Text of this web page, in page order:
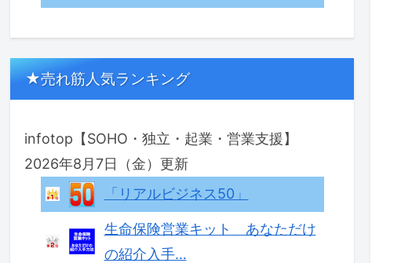
★売れ筋人気ランキング
infotop【SOHO・独立・起業・営業支援】
2026年8月7日（金）更新
「リアルビジネス50」
生命保険営業キット あなただけ
の紹介入手…